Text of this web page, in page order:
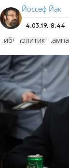
Йоссеф Йак
4.03.19, 8:44
Тиби политика